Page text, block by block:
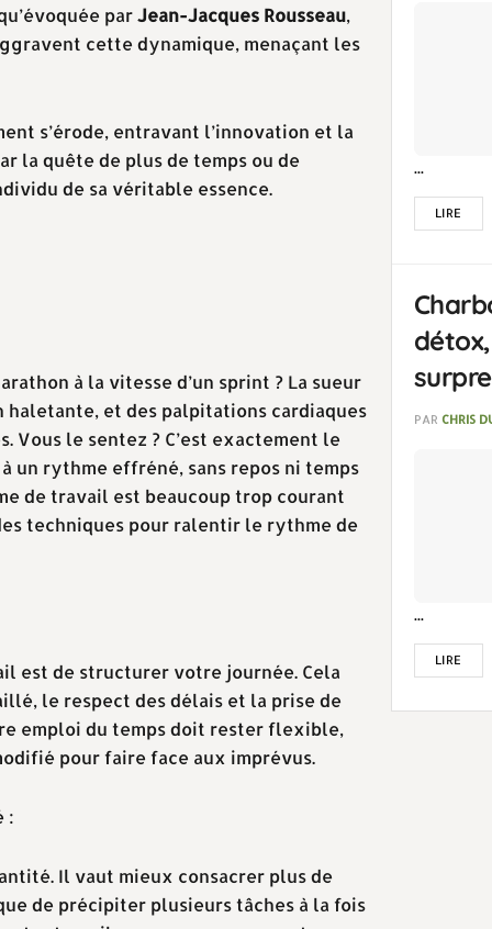
parJean-Jacques Rousseau,
cette dynamique, menaçant les
s’érode, entravant l’innovation et la
la quête de plus de temps ou de
de sa véritable essence.
à la vitesse d’un sprint ? La sueur
et des palpitations cardiaques
Vous le sentez ? C’est exactement le
un rythme effréné, sans repos ni temps
de travail est beaucoup trop courant
techniques pour ralentir le rythme de
est de structurer votre journée. Cela
le respect des délais et la prise de
emploi du temps doit rester flexible,
pour faire face aux imprévus.
:
Il vaut mieux consacrer plus de
de précipiter plusieurs tâches à la fois
...
LIRE
PAR CHRIS
...
LIRE